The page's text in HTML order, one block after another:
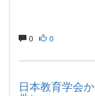
0 0
日本教育学会